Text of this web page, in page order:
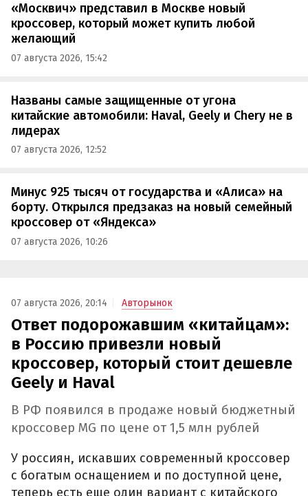
«Москвич» представил в Москве новый
кроссовер, который может купить любой
желающий
07 августа 2026, 15:42
Названы самые защищенные от угона
китайские автомобили: Haval, Geely и Chery не в
лидерах
07 августа 2026, 12:52
Минус 925 тысяч от государства и «Алиса» на
борту. Открылся предзаказ на новый семейный
кроссовер от «Яндекса»
07 августа 2026, 10:26
07 августа 2026, 20:14 Авторынок
Ответ подорожавшим «китайцам»:
в Россию привезли новый
кроссовер, который стоит дешевле
Geely и Haval
В РФ появился в продаже новый бюджетный
кроссовер MG по цене от 1,5 млн рублей
У россиян, искавших современный кроссовер
с богатым оснащением и по доступной цене,
теперь есть еще один вариант с китайского